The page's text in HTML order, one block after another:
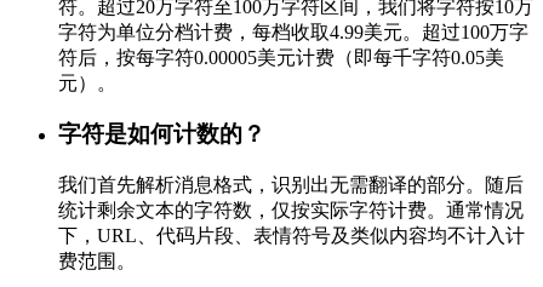
符。超过20万字符至100万字符区间，我们将字符按10万
字符为单位分档计费，每档收取4.99美元。超过100万字
符后，按每字符0.00005美元计费（即每千字符0.05美
元）。
字符是如何计数的？
我们首先解析消息格式，识别出无需翻译的部分。随后
统计剩余文本的字符数，仅按实际字符计费。通常情况
下，URL、代码片段、表情符号及类似内容均不计入计
费范围。